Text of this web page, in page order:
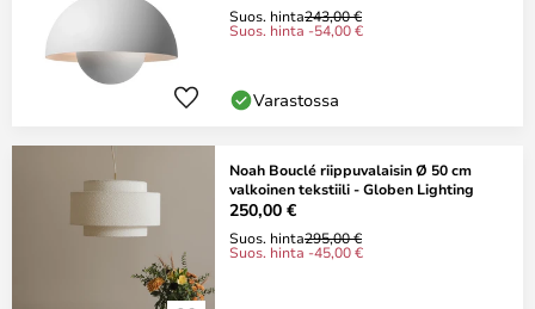
Suos. hinta243,00 €
Suos. hinta -54,00 €
Varastossa
Noah Bouclé riippuvalaisin Ø 50 cm
valkoinen tekstiili - Globen Lighting
250,00 €
Suos. hinta295,00 €
Suos. hinta -45,00 €